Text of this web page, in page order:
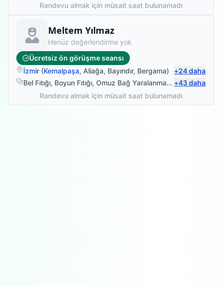
Randevu almak için müsait saat bulunamadı
Meltem Yılmaz
Fizyoterapist
Henüz değerlendirme yok
Ücretsiz ön görüşme seansı
İzmir (Kemalpaşa, Aliağa, Bayındır, Bergama) +24daha
Bel Fıtığı, Boyun Fıtığı, Omuz Bağ Yaralanması ,Bel Ağrısı
+43daha
Randevu almak için müsait saat bulunamadı